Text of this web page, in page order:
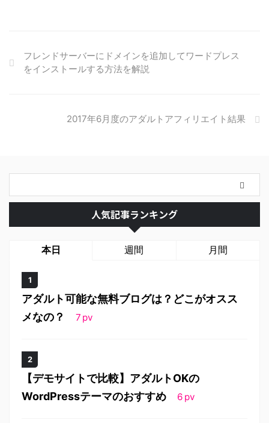
フレンドサーバーにドメインを追加してワードプレス
をインストールする方法を解説
2017年6月度のアダルトアフィリエイト結果
人気記事ランキング
本日 週間 月間
アダルト可能な無料ブログは？どこがオスス
メなの？
7 pv
【デモサイトで比較】アダルトOKの
WordPressテーマのおすすめ
6 pv